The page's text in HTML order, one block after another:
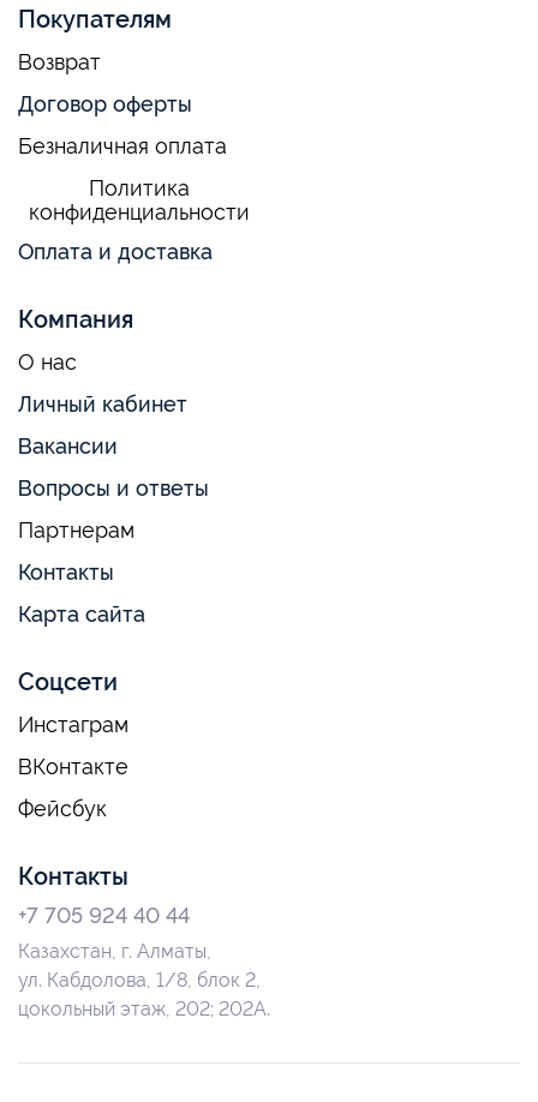
Покупателям
Возврат
Договор оферты
Безналичная оплата
Политика
конфиденциальности
Оплата и доставка
Компания
О нас
Личный кабинет
Вакансии
Вопросы и ответы
Партнерам
Контакты
Карта сайта
Соцсети
Инстаграм
ВКонтакте
Фейсбук
Контакты
+7 705 924 40 44
Казахстан, г. Алматы,
ул. Кабдолова, 1/8, блок 2,
цокольный этаж, 202; 202А.